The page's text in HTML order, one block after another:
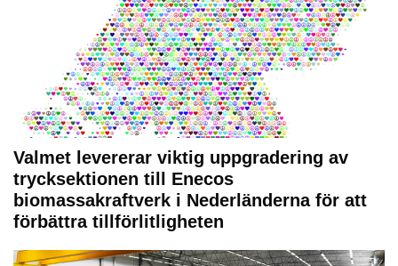
Valmet levererar viktig uppgradering av
trycksektionen till Enecos
biomassakraftverk i Nederländerna för att
förbättra tillförlitligheten